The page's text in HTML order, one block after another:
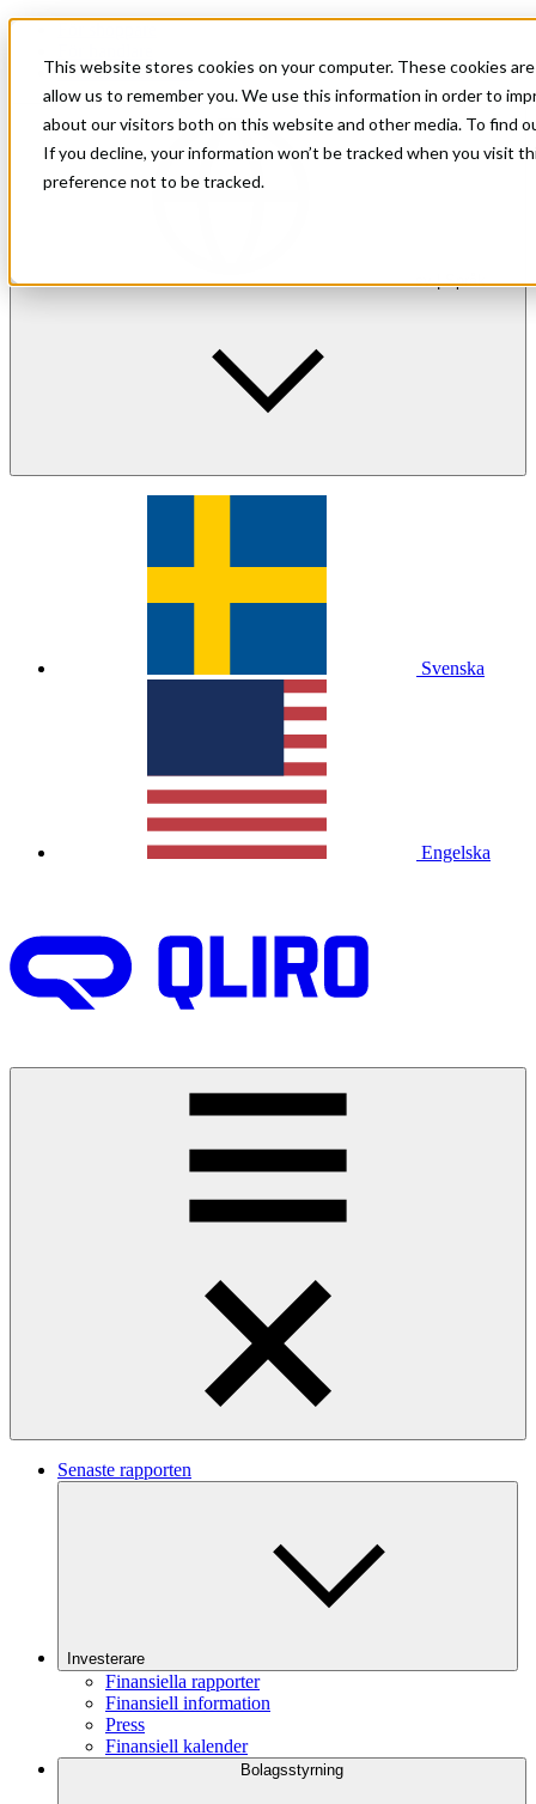
This website stores cookies on your computer. These cookies
allow us to remember you. We use this information in order to
about our visitors both on this website and other media. To find
If you decline, your information won’t be tracked when you visit
preference not to be tracked.
Investor Relations
sv | Språk
Svenska
Engelska
Senaste rapporten
Investerare
Finansiella rapporter
Finansiell information
Press
Finansiell kalender
Bolagsstyrning